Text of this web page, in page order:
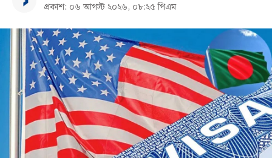
প্রকাশ: ০৬ আগস্ট ২০২৬, ০৮:২৫ পিএম